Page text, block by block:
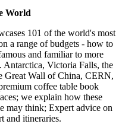
World
101 of the world's most
a range of budgets - how to
and familiar to more
Antarctica, Victoria Falls, the
Great Wall of China, CERN,
coffee table book
we explain how these
may think; Expert advice on
and itineraries.